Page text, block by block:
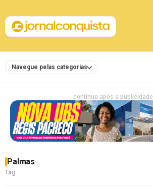
Navegue pelas categorias
continua após a publicidade
Palmas
Tag